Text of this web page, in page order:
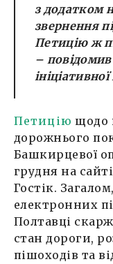
з додатком
звернення
Петицію ж
–
Петицію щодо
дорожнього
Башкирцевої
грудня на
Гостік.
електронних
Полтавці
стан дороги,
пішоходів та